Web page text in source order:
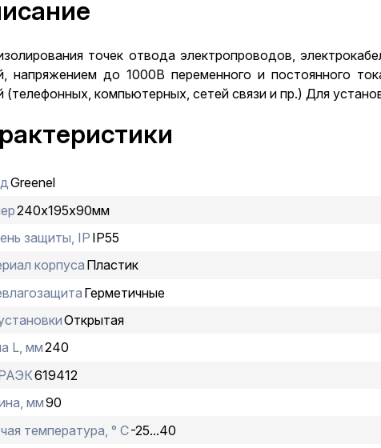
точек отвода электропроводов,
напряжением до 1000В переменного и постоянного
(телефонных, компьютерных, сетей связи и пр.) Для
Greenel
240х195х90мм
защиты, IP IP55
корпусаПластик
Герметичные
Открытая
L, мм240
619412
мм90
температура, ° С-25...40